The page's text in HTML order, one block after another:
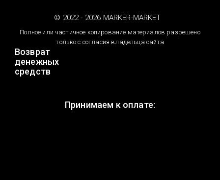
© 2022 - 2026 MARKER-MARKET
Полное или частичное копирование материалов разрешено
только с согласия владельца сайта
Возврат
денежных
средств
Принимаем к оплате: